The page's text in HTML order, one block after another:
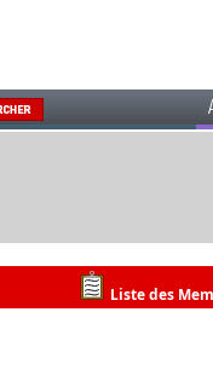
Liste des